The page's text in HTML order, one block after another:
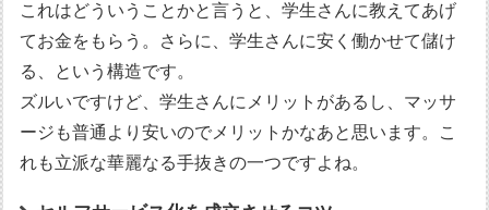
これはどういうことかと言うと、学生さんに教えてあげ
てお金をもらう。さらに、学生さんに安く働かせて儲け
る、という構造です。
ズルいですけど、学生さんにメリットがあるし、マッサ
ージも普通より安いのでメリットかなあと思います。こ
れも立派な華麗なる手抜きの一つですよね。